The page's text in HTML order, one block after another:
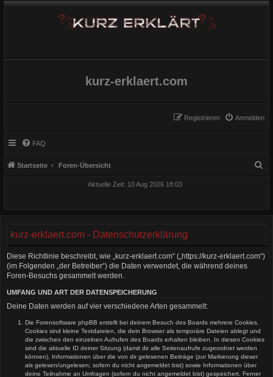
kurz-erklaert.com
Anmelden
Registrieren
FAQ
Startseite Foren-Übersicht
Aktuelle Zeit: 10 Aug 2026 18:03
kurz-erklaert.com - Datenschutzerklärung
Diese Richtlinie beschreibt, wie „kurz-erklaert.com“ („https://kurz-erklaert.com“)
(im Folgenden „der Betreiber“) die Daten verwendet, die während deines
Foren-Besuchs gesammelt werden.
UMFANG UND ART DER DATENSPEICHERUNG
Deine Daten werden auf vier verschiedene Arten gesammelt:
Die Forensoftware phpBB erstellt bei deinem Besuch des Boards mehrere Cookies.
Cookies sind kleine Textdateien, die dein Browser als temporäre Dateien ablegt und
die zwischen den einzelnen Aufrufen des Boards erhalten bleiben. In diesen Cookies
sind die aktuelle ID deiner Sitzung (damit dir alle Seitenaufrufe zugeordnet werden
können), Informationen über die von dir gelesenen Beiträge (zur Markierung dieser
als gelesen/ungelesen; sofern du nicht angemeldet bist) sowie Informationen über
deine Teilnahme an Umfragen (sofern du nicht angemeldet bist) gespeichert. Ferner